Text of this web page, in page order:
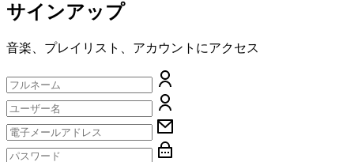
サインアップ
音楽、プレイリスト、アカウントにアクセス